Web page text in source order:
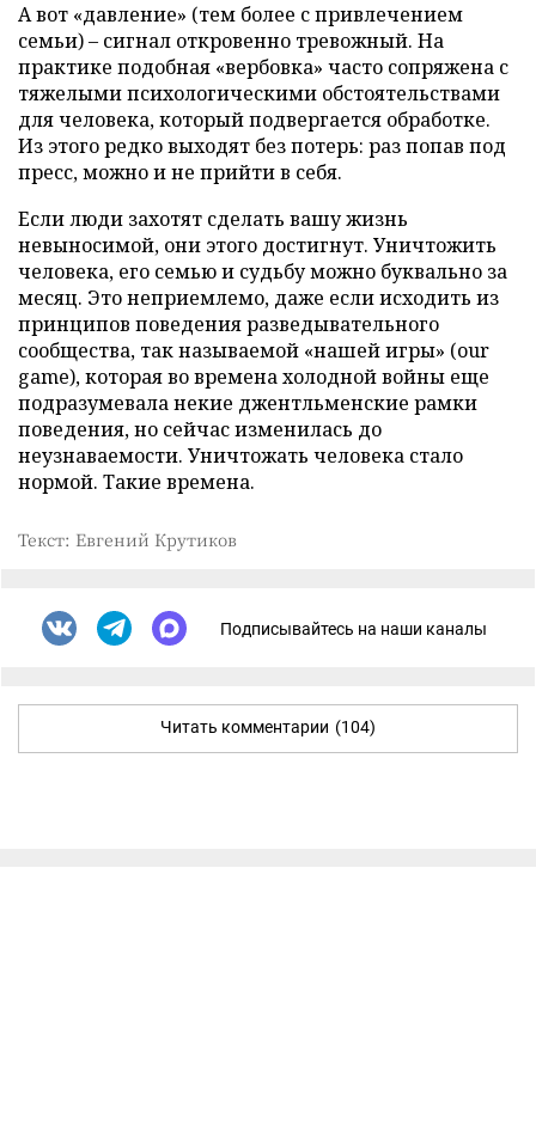
А вот «давление» (тем более с привлечением
семьи) – сигнал откровенно тревожный. На
практике подобная «вербовка» часто сопряжена с
тяжелыми психологическими обстоятельствами
для человека, который подвергается обработке.
Из этого редко выходят без потерь: раз попав под
пресс, можно и не прийти в себя.
Если люди захотят сделать вашу жизнь
невыносимой, они этого достигнут. Уничтожить
человека, его семью и судьбу можно буквально за
месяц. Это неприемлемо, даже если исходить из
принципов поведения разведывательного
сообщества, так называемой «нашей игры» (our
game), которая во времена холодной войны еще
подразумевала некие джентльменские рамки
поведения, но сейчас изменилась до
неузнаваемости. Уничтожать человека стало
нормой. Такие времена.
Текст: Евгений Крутиков
Подписывайтесь на наши каналы
Читать комментарии (104)